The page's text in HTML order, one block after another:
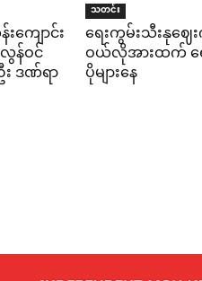
ကျောင်း
န်ဝင်
ဒဏ်ရာ
သတင်း
ရေးကွမ်းသီးနုဈ
ဝယ်လိုအားထက် ရ
ပိုများနေ